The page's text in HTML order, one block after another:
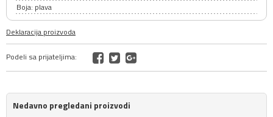
Boja: plava
Deklaracija proizvoda
Podeli sa prijateljima:
Nedavno pregledani proizvodi